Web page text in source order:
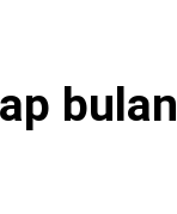
bulan